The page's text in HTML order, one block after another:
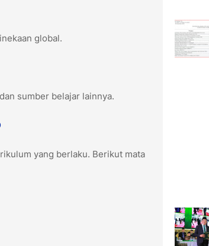
global.
sumber belajar lainnya.
yang berlaku. Berikut mata